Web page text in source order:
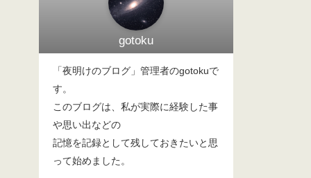
gotoku
「夜明けのブログ」管理者のgotokuで
す。
このブログは、私が実際に経験した事
や思い出などの
記憶を記録として残しておきたいと思
って始めました。